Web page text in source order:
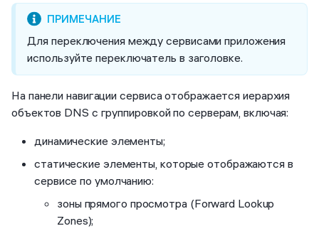
Для переключения между сервисами приложения
используйте переключатель в заголовке.
На панели навигации сервиса отображается иерархия
объектов DNS с группировкой по серверам, включая:
динамические элементы;
статические элементы, которые отображаются в
сервисе по умолчанию:
зоны прямого просмотра (Forward Lookup
Zones);